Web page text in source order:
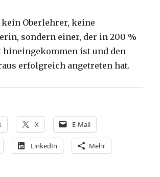
Oberlehrer, keine
sondern einer, der in 200 %
hineingekommen ist und den
erfolgreich angetreten hat.
X E-Mail
LinkedIn Mehr